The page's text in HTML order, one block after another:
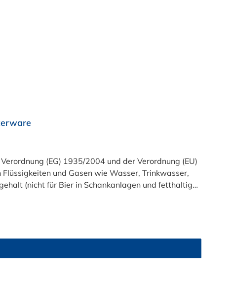
(nicht für Bier in Schankanlagen und fetthaltige